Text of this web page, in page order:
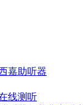
嘉助听器
线测听